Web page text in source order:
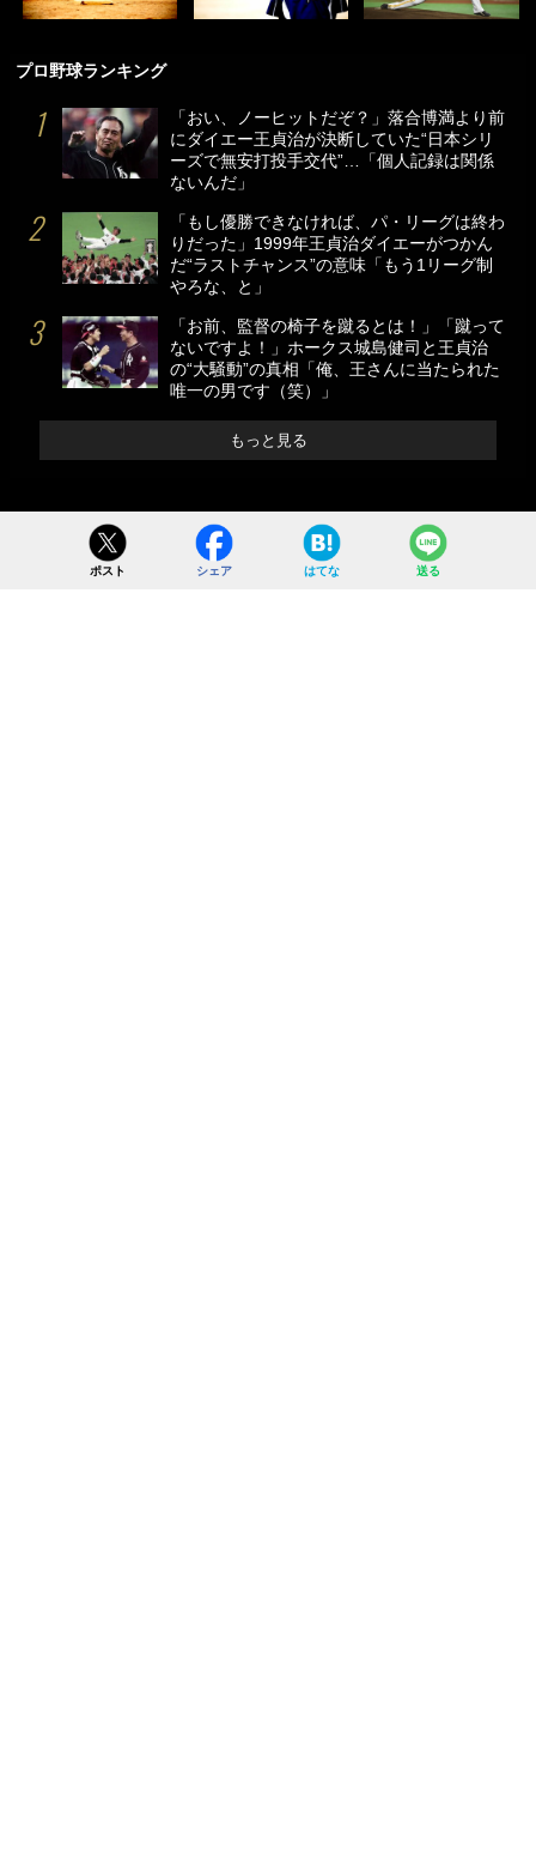
プロ野球ランキング
「おい、ノーヒットだぞ？」落合博満より前
にダイエー王貞治が決断していた“日本シリ
ーズで無安打投手交代”…「個人記録は関係
ないんだ」
「もし優勝できなければ、パ・リーグは終わ
りだった」1999年王貞治ダイエーがつかん
だ“ラストチャンス”の意味「もう1リーグ制
やろな、と」
「お前、監督の椅子を蹴るとは！」「蹴って
ないですよ！」ホークス城島健司と王貞治
の“大騒動”の真相「俺、王さんに当たられた
唯一の男です（笑）」
もっと見る
ポスト シェア はてな 送る